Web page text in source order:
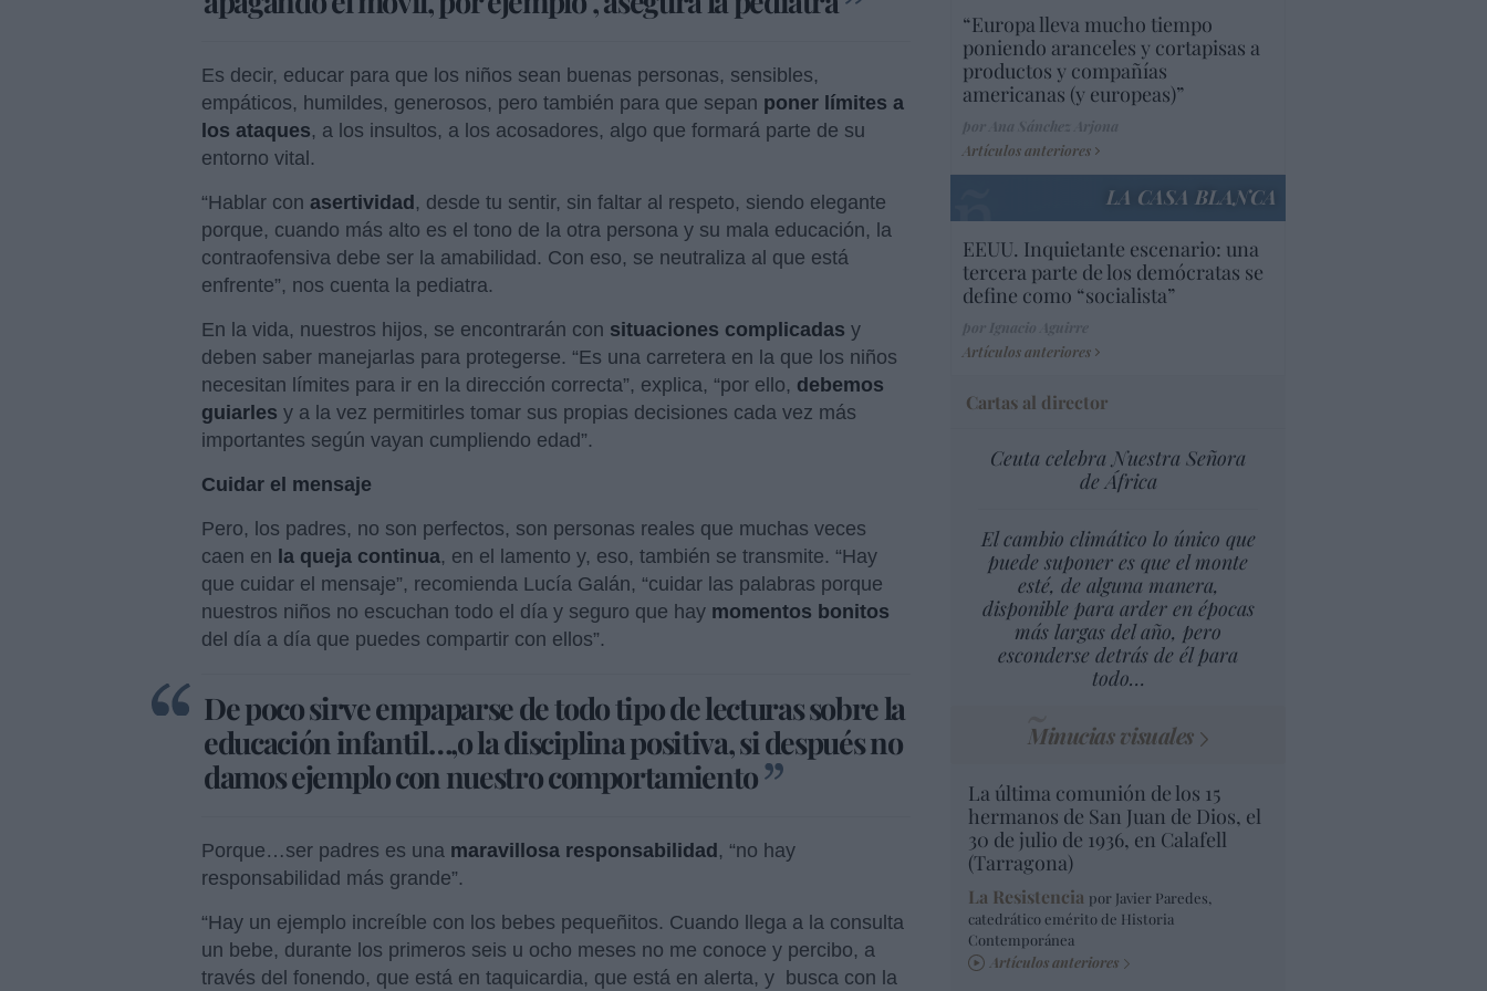
Es decir, educar para que los niños sean buenas personas, sensibles,
empáticos, humildes, generosos, pero también para que sepan poner límites a
los ataques, a los insultos, a los acosadores, algo que formará parte de su
entorno vital.
“Hablar con asertividad , desde tu sentir, sin faltar al respeto, siendo elegante
porque, cuando más alto es el tono de la otra persona y su mala educación, la
contraofensiva debe ser la amabilidad. Con eso, se neutraliza al que está
enfrente”, nos cuenta la pediatra.
En la vida, nuestros hijos, se encontrarán con situaciones complicadas y
deben saber manejarlas para protegerse. “Es una carretera en la que los niños
necesitan límites para ir en la dirección correcta”, explica, “por ello, debemos
guiarles y a la vez permitirles tomar sus propias decisiones cada vez más
importantes según vayan cumpliendo edad”.
Cuidar el mensaje
Pero, los padres, no son perfectos, son personas reales que muchas veces
caen en la queja continua, en el lamento y, eso, también se transmite. “Hay
que cuidar el mensaje”, recomienda Lucía Galán, “cuidar las palabras porque
nuestros niños no escuchan todo el día y seguro que hay momentos bonitos
del día a día que puedes compartir con ellos”.
De poco sirve empaparse de todo tipo de lecturas sobre la
educación infantil…,o la disciplina positiva, si después no
damos ejemplo con nuestro comportamiento
Porque…ser padres es una maravillosa responsabilidad , “no hay
responsabilidad más grande”.
“Hay un ejemplo increíble con los bebes pequeñitos. Cuando llega a la consulta
un bebe, durante los primeros seis u ocho meses no me conoce y percibo, a
través del fonendo, que está en taquicardia, que está en alerta, y busca con la
“Europa lleva mucho tiempo
poniendo aranceles y cortapisas a
productos y compañías
americanas (y europeas)”
Artículos anteriores
LA CASA BLANCA
EEUU. Inquietante escenario: una
tercera parte de los demócratas se
define como “socialista”
Artículos anteriores
Cartas al director
Ceuta celebra Nuestra Señora
de África
El cambio climático lo único que
puede suponer es que el monte
esté, de alguna manera,
disponible para arder en épocas
más largas del año, pero
esconderse detrás de él para
todo…
Minucias visuales
La última comunión de los 15
hermanos de San Juan de Dios, el
30 de julio de 1936, en Calafell
(Tarragona)
La Resistencia por Javier Paredes,
catedrático emérito de Historia
Contemporánea
Artículos anteriores